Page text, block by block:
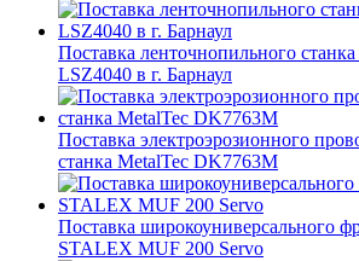
Поставка ленточнопильного
LSZ4040 в г. Барнаул
Поставка электроэрозионного
станка MetalTec DK7763M
Поставка широкоуниверсального
STALEX MUF 200 Servo